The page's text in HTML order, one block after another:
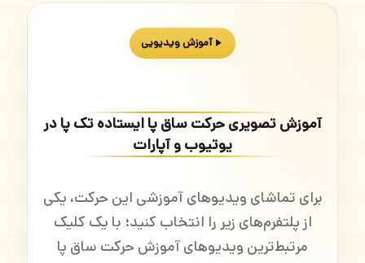
آموزش ویدیویی
آموزش تصویری حرکت ساق پا ایستاده تک پا در
یوتیوب و آپارات
برای تماشای ویدیوهای آموزشی این حرکت، یکی
از پلتفرم‌های زیر را انتخاب کنید؛ با یک کلیک
مرتبط‌ترین ویدیوهای آموزش حرکت ساق پا